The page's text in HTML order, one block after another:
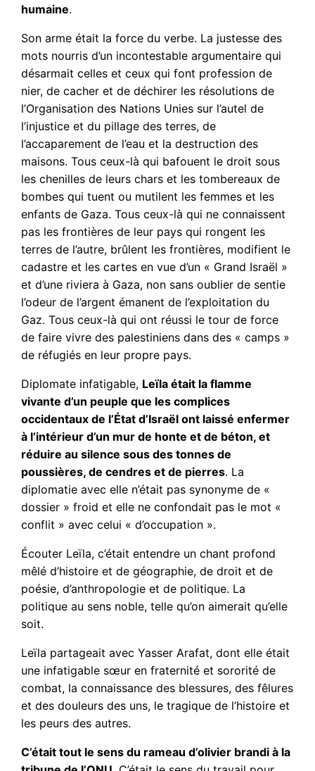
humaine.
Son arme était la force du verbe. La justesse des
mots nourris d’un incontestable argumentaire qui
désarmait celles et ceux qui font profession de
nier, de cacher et de déchirer les résolutions de
l’Organisation des Nations Unies sur l’autel de
l’injustice et du pillage des terres, de
l’accaparement de l’eau et la destruction des
maisons. Tous ceux-là qui bafouent le droit sous
les chenilles de leurs chars et les tombereaux de
bombes qui tuent ou mutilent les femmes et les
enfants de Gaza. Tous ceux-là qui ne connaissent
pas les frontières de leur pays qui rongent les
terres de l’autre, brûlent les frontières, modifient le
cadastre et les cartes en vue d’un « Grand Israël »
et d’une riviera à Gaza, non sans oublier de sentie
l’odeur de l’argent émanent de l’exploitation du
Gaz. Tous ceux-là qui ont réussi le tour de force
de faire vivre des palestiniens dans des « camps »
de réfugiés en leur propre pays.
Diplomate infatigable, Leïla était la flamme
vivante d’un peuple que les complices
occidentaux de l’État d’Israël ont laissé enfermer
à l’intérieur d’un mur de honte et de béton, et
réduire au silence sous des tonnes de
poussières, de cendres et de pierres. La
diplomatie avec elle n’était pas synonyme de «
dossier » froid et elle ne confondait pas le mot «
conflit » avec celui « d’occupation ».
Écouter Leïla, c’était entendre un chant profond
mêlé d’histoire et de géographie, de droit et de
poésie, d’anthropologie et de politique. La
politique au sens noble, telle qu’on aimerait qu’elle
soit.
Leïla partageait avec Yasser Arafat, dont elle était
une infatigable sœur en fraternité et sororité de
combat, la connaissance des blessures, des fêlures
et des douleurs des uns, le tragique de l’histoire et
les peurs des autres.
C’était tout le sens du rameau d’olivier brandi à la